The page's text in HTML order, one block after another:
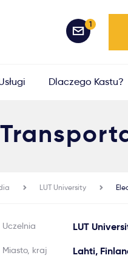
1
Dlaczego Kastu?
LUT University
Uczelnia LUT
Miasto, kraj Lahti,